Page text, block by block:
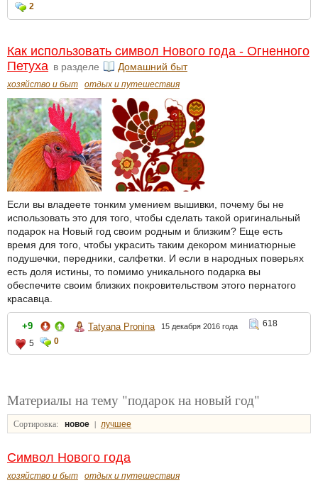
2
Как использовать символ Нового года - Огненного
Петуха в разделе Домашний быт
хозяйство и быт отдых и путешествия
Если вы владеете тонким умением вышивки, почему бы не
использовать это для того, чтобы сделать такой оригинальный
подарок на Новый год своим родным и близким? Еще есть
время для того, чтобы украсить таким декором миниатюрные
подушечки, передники, салфетки. И если в народных поверьях
есть доля истины, то помимо уникального подарка вы
обеспечите своим близких покровительством этого пернатого
красавца.
+9 Tatyana Pronina 15 декабря 2016 года
618
5
0
Материалы на тему "подарок на новый год"
Сортировка: новое | лучшее
Символ Нового года
хозяйство и быт отдых и путешествия